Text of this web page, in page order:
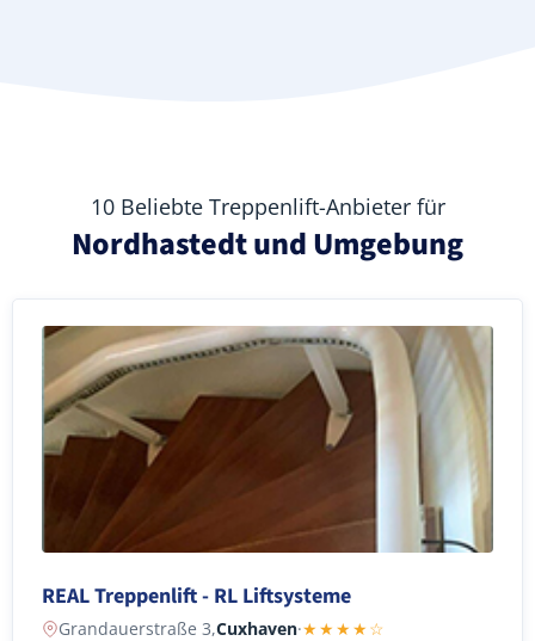
10 Beliebte Treppenlift-Anbieter für
Nordhastedt und Umgebung
REAL Treppenlift - RL Liftsysteme
Grandauerstraße 3,Cuxhaven·★★★★☆